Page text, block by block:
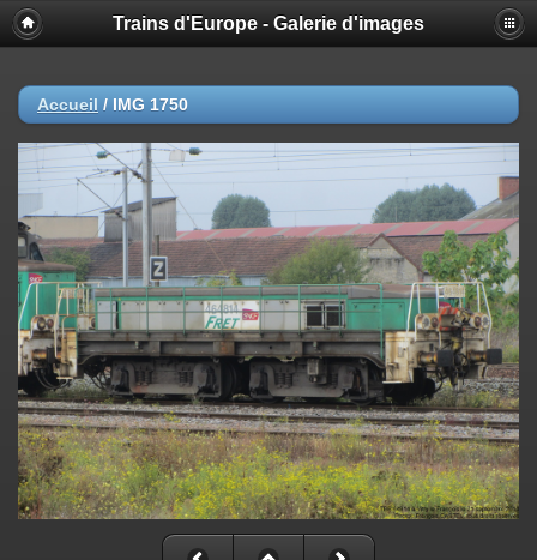
Trains d'Europe - Galerie d'images
Accueil / IMG 1750